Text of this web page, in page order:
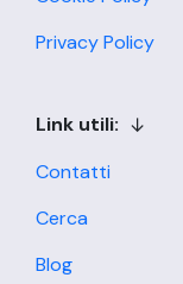
Privacy Policy
Link utili:
Contatti
Cerca
Blog